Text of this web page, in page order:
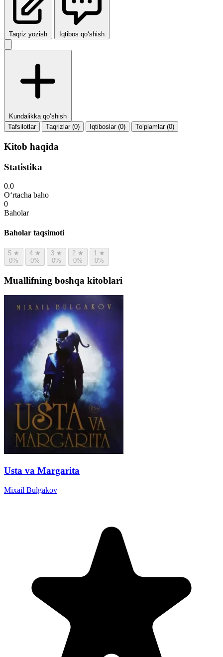
Taqriz yozish Iqtibos qo‘shish
Kundalikka qo‘shish
Tafsilotlar
Taqrizlar (0) Iqtiboslar (0) To‘plamlar (0)
Kitob haqida
Statistika
0.0
O‘rtacha baho
0
Baholar
Baholar taqsimoti
5 ★
0%
4 ★
0%
3 ★
0%
2 ★
0%
1 ★
0%
Muallifning boshqa kitoblari
Usta va Margarita
Mixail Bulgakov